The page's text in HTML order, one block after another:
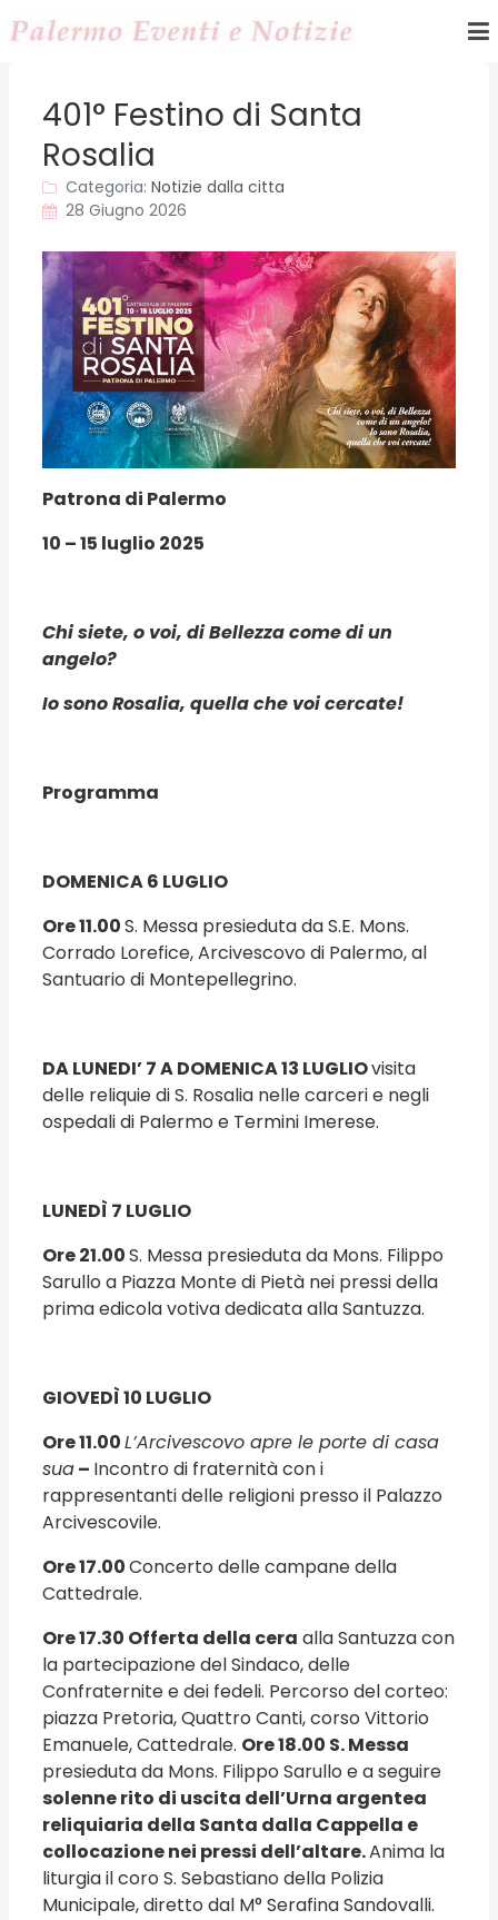
401° Festino di Santa
Rosalia
Categoria: Notizie dalla citta
28 Giugno 2026
Patrona di Palermo
10 – 15 luglio 2025
Chi siete, o voi, di Bellezza come di un
angelo?
Io sono Rosalia, quella che voi cercate!
Programma
DOMENICA 6 LUGLIO
Ore 11.00S. Messa presieduta da S.E. Mons.
Corrado Lorefice, Arcivescovo di Palermo, al
Santuario di Montepellegrino.
DA LUNEDI’ 7 A DOMENICA 13 LUGLIOvisita
delle reliquie di S. Rosalia nelle carceri e negli
ospedali di Palermo e Termini Imerese.
LUNEDÌ 7 LUGLIO
Ore 21.00S. Messa presieduta da Mons. Filippo
Sarullo a Piazza Monte di Pietà nei pressi della
prima edicola votiva dedicata alla Santuzza.
GIOVEDÌ 10 LUGLIO
Ore 11.00L’Arcivescovo apre le porte di casa
sua– Incontro di fraternità con i
rappresentanti delle religioni presso il Palazzo
Arcivescovile.
Ore 17.00Concerto delle campane della
Cattedrale.
Ore 17.30 Offerta della cera alla Santuzza con
la partecipazione del Sindaco, delle
Confraternite e dei fedeli. Percorso del corteo:
piazza Pretoria, Quattro Canti, corso Vittorio
Emanuele, Cattedrale. Ore 18.00 S. Messa
presieduta da Mons. Filippo Sarullo e a seguire
solenne rito di uscita dell’Urna argentea
reliquiaria della Santa dalla Cappella e
collocazione nei pressi dell’altare.Anima la
liturgia il coro S. Sebastiano della Polizia
Municipale, diretto dal M° Serafina Sandovalli.